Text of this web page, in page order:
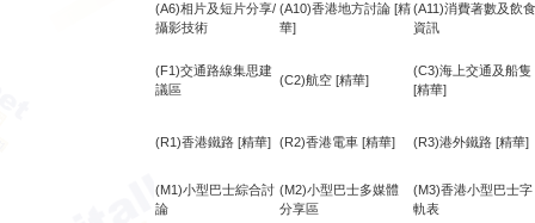
(A6)相片及短片分享/
攝影技術
(A10)香港地方討論 [精
華]
(A11)消費著數及飲食
資訊
(F1)交通路線集思建
議區
(C2)航空 [精華]
(C3)海上交通及船隻
[精華]
(R1)香港鐵路 [精華] (R2)香港電車 [精華] (R3)港外鐵路 [精華]
(M1)小型巴士綜合討
論
(M2)小型巴士多媒體
分享區
(M3)香港小型巴士字
軌表